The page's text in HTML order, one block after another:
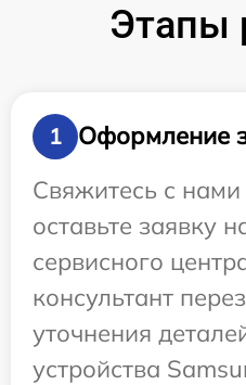
Этапы
1
Оформление
Свяжитесь с
оставьте заявку
сервисного
консультант
уточнения
устройства